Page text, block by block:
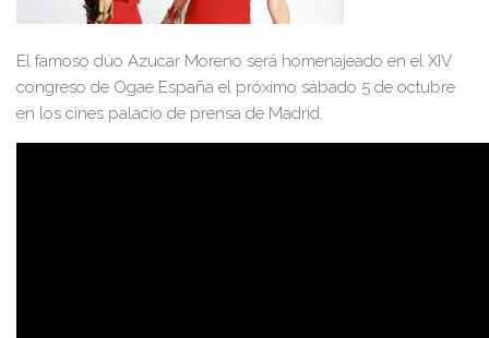
El famoso dúo Azucar Moreno será homenajeado en el XIV
congreso de Ogae España el próximo sábado 5 de octubre
en los cines palacio de prensa de Madrid.